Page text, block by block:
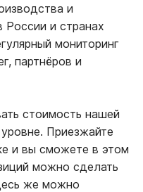
и
России и странах
мониторинг
партнёров и
стоимость нашей
Приезжайте
и вы сможете в этом
можно сделать
же можно